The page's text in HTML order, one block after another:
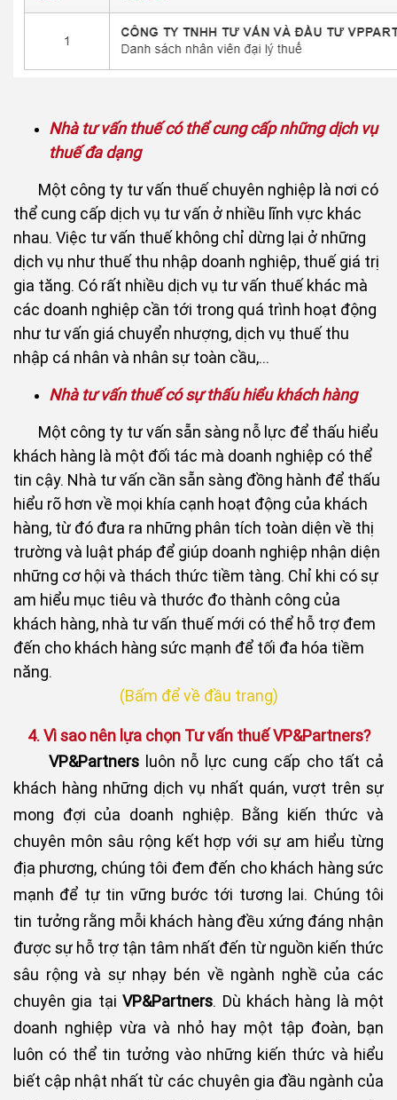
Nhà tư vấn thuế có thể cung cấp những dịch vụ
thuế đa dạng
Một công ty tư vấn thuế chuyên nghiệp là nơi có
thể cung cấp dịch vụ tư vấn ở nhiều lĩnh vực khác
nhau. Việc tư vấn thuế không chỉ dừng lại ở những
dịch vụ như thuế thu nhập doanh nghiệp, thuế giá trị
gia tăng. Có rất nhiều dịch vụ tư vấn thuế khác mà
các doanh nghiệp cần tới trong quá trình hoạt động
như tư vấn giá chuyển nhượng, dịch vụ thuế thu
nhập cá nhân và nhân sự toàn cầu,…
Nhà tư vấn thuế có sự thấu hiểu khách hàng
Một công ty tư vấn sẵn sàng nỗ lực để thấu hiểu
khách hàng là một đối tác mà doanh nghiệp có thể
tin cậy. Nhà tư vấn cần sẵn sàng đồng hành để thấu
hiểu rõ hơn về mọi khía cạnh hoạt động của khách
hàng, từ đó đưa ra những phân tích toàn diện về thị
trường và luật pháp để giúp doanh nghiệp nhận diện
những cơ hội và thách thức tiềm tàng. Chỉ khi có sự
am hiểu mục tiêu và thước đo thành công của
khách hàng, nhà tư vấn thuế mới có thể hỗ trợ đem
đến cho khách hàng sức mạnh để tối đa hóa tiềm
năng.
(Bấm để về đầu trang)​​
4. Vì sao nên lựa chọn Tư vấn thuế VP&Partners?
VP&Partnersluôn nỗ lực cung cấp cho tất cả
khách hàng những dịch vụ nhất quán, vượt trên sự
mong đợi của doanh nghiệp. Bằng kiến thức và
chuyên môn sâu rộng kết hợp với sự am hiểu từng
địa phương, chúng tôi đem đến cho khách hàng sức
mạnh để tự tin vững bước tới tương lai. Chúng tôi
tin tưởng rằng mỗi khách hàng đều xứng đáng nhận
được sự hỗ trợ tận tâm nhất đến từ nguồn kiến thức
sâu rộng và sự nhạy bén về ngành nghề của các
chuyên gia tạiVP&Partners. Dù khách hàng là một
doanh nghiệp vừa và nhỏ hay một tập đoàn, bạn
luôn có thể tin tưởng vào những kiến thức và hiểu
biết cập nhật nhất từ các chuyên gia đầu ngành của